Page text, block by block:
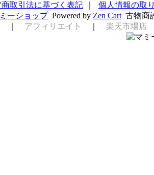
取引法に基づく表記
個人情報の取
ーショップPowered by Zen Cart 古物
アフィリエイト 楽天市場店